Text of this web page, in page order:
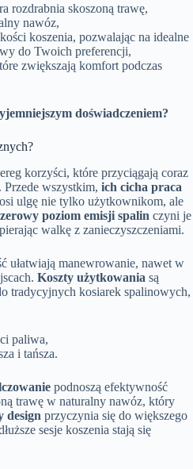
rozdrabnia skoszoną trawę,
nawóz,
koszenia, pozwalając na idealne
do Twoich preferencji,
zwiększają komfort podczas
doświadczeniem?
korzyści, które przyciągają coraz
wszystkim, ich cicha praca
ulgę nie tylko użytkownikom, ale
zerowy poziom emisji spalin czyni je
walkę z zanieczyszczeniami.
ułatwiają manewrowanie, nawet w
Koszty użytkowania są
tradycyjnych kosiarek spalinowych,
paliwa,
i tańsza.
podnoszą efektywność
trawę w naturalny nawóz, który
design przyczynia się do większego
sesje koszenia stają się